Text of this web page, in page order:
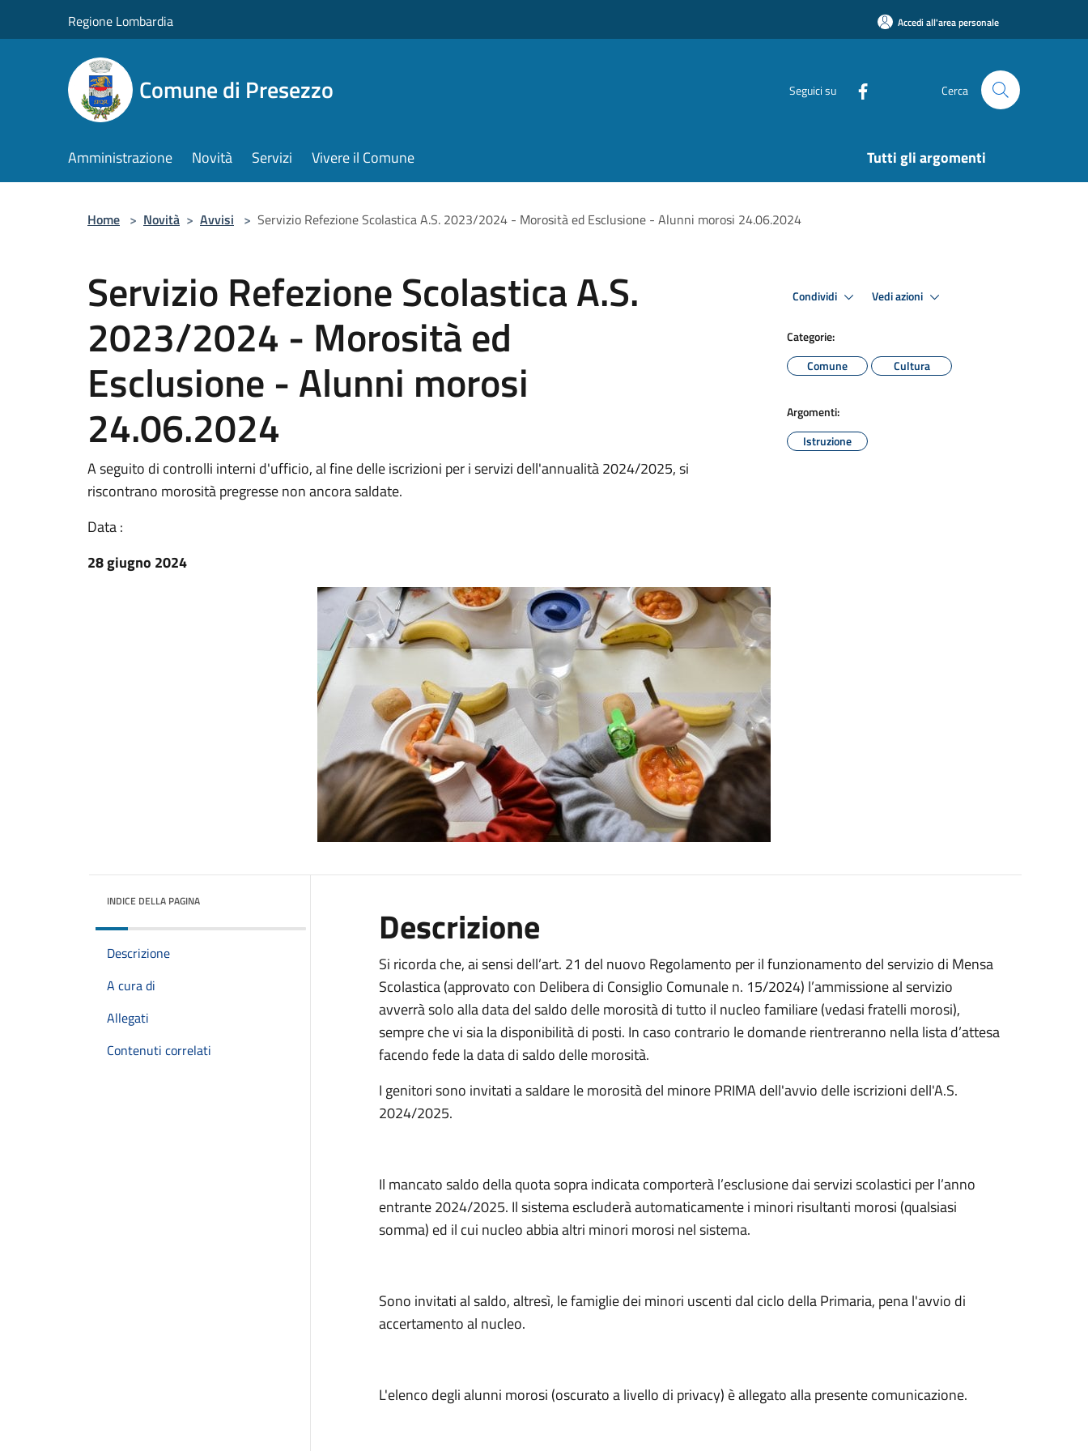
Regione Lombardia Accedi all'area personale
Comune di Presezzo Seguici su Cerca
Amministrazione Novità Servizi Vivere il Comune Tutti gli argomenti
Home > Novità > Avvisi > Servizio Refezione Scolastica A.S. 2023/2024 - Morosità ed Esclusione - Alunni morosi 24.06.2024
Servizio Refezione Scolastica A.S.
2023/2024 - Morosità ed
Esclusione - Alunni morosi
24.06.2024
A seguito di controlli interni d'ufficio, al fine delle iscrizioni per i servizi dell'annualità 2024/2025, si
riscontrano morosità pregresse non ancora saldate.
Data :
28 giugno 2024
Condividi Vedi azioni
Categorie:
Comune
Cultura
Argomenti:
Istruzione
INDICE DELLA PAGINA
Descrizione
A cura di
Allegati
Contenuti correlati
Descrizione
Si ricorda che, ai sensi dell’art. 21 del nuovo Regolamento per il funzionamento del servizio di Mensa
Scolastica (approvato con Delibera di Consiglio Comunale n. 15/2024) l’ammissione al servizio
avverrà solo alla data del saldo delle morosità di tutto il nucleo familiare (vedasi fratelli morosi),
sempre che vi sia la disponibilità di posti. In caso contrario le domande rientreranno nella lista d’attesa
facendo fede la data di saldo delle morosità.
I genitori sono invitati a saldare le morosità del minore PRIMA dell'avvio delle iscrizioni dell'A.S.
2024/2025.
Il mancato saldo della quota sopra indicata comporterà l’esclusione dai servizi scolastici per l’anno
entrante 2024/2025. Il sistema escluderà automaticamente i minori risultanti morosi (qualsiasi
somma) ed il cui nucleo abbia altri minori morosi nel sistema.
Sono invitati al saldo, altresì, le famiglie dei minori uscenti dal ciclo della Primaria, pena l'avvio di
accertamento al nucleo.
L'elenco degli alunni morosi (oscurato a livello di privacy) è allegato alla presente comunicazione.